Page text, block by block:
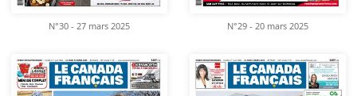
N°30 - 27 mars 2025 N°29 - 20 mars 2025